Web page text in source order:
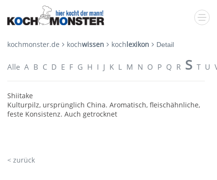
kochmonster.de kochwissen kochlexikon Detail
Alle A B C D E F G H I J K L M N O P Q R S T U
Shiitake
Kulturpilz, ursprünglich China. Aromatisch, fleischähnliche,
feste Konsistenz. Auch getrocknet
< zurück